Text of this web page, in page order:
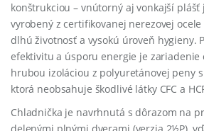
konštrukciou – vnútorný aj vonkajší plášť
vyrobený z certifikovanej nerezovej ocele
dlhú životnosť a vysokú úroveň hygieny.
efektivitu a úsporu energie je zariadenie
hrubou izoláciou z polyuretánovej peny
ktorá neobsahuje škodlivé látky CFC a
Chladnička je navrhnutá s dôrazom na